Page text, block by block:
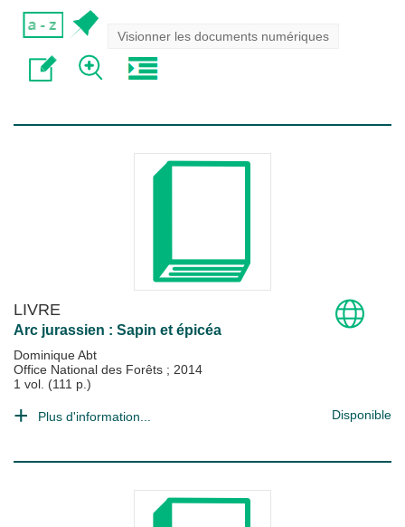
Visionner les documents numériques
LIVRE
Arc jurassien : Sapin et épicéa
Dominique Abt
Office National des Forêts ; 2014
1 vol. (111 p.)
Plus d'information... Disponible